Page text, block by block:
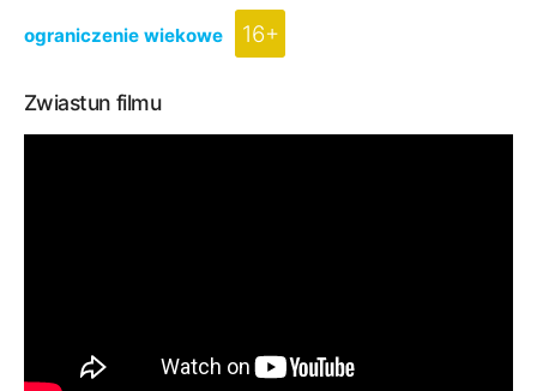
ograniczenie wiekowe 16+
Zwiastun filmu